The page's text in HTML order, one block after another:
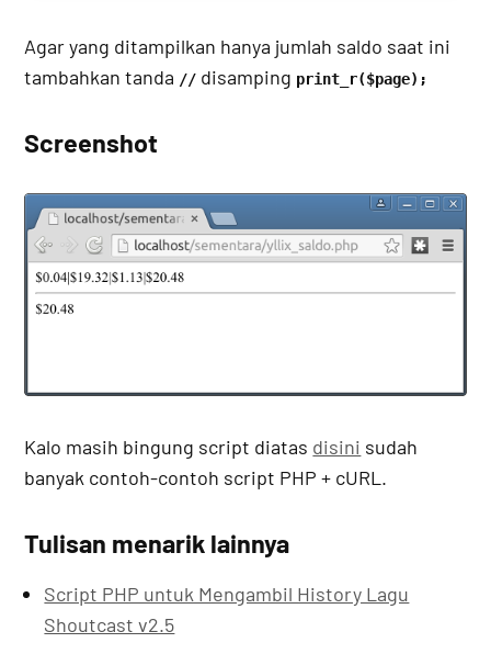
Agar yang ditampilkan hanya jumlah saldo saat ini
tambahkan tanda // disamping print_r($page);
Screenshot
Kalo masih bingung script diatas disini sudah
banyak contoh-contoh script PHP + cURL.
Tulisan menarik lainnya
Script PHP untuk Mengambil History Lagu
Shoutcast v2.5